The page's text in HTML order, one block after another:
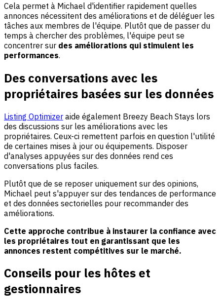
Cela permet à Michael d'identifier rapidement quelles
annonces nécessitent des améliorations et de déléguer les
tâches aux membres de l'équipe. Plutôt que de passer du
temps à chercher des problèmes, l'équipe peut se
concentrer sur des améliorations qui stimulent les
performances.
Des conversations avec les
propriétaires basées sur les données
Listing Optimizer aide également Breezy Beach Stays lors
des discussions sur les améliorations avec les
propriétaires. Ceux-ci remettent parfois en question l'utilité
de certaines mises à jour ou équipements. Disposer
d'analyses appuyées sur des données rend ces
conversations plus faciles.
Plutôt que de se reposer uniquement sur des opinions,
Michael peut s'appuyer sur des tendances de performance
et des données sectorielles pour recommander des
améliorations.
Cette approche contribue à instaurer la confiance avec
les propriétaires tout en garantissant que les
annonces restent compétitives sur le marché.
Conseils pour les hôtes et
gestionnaires